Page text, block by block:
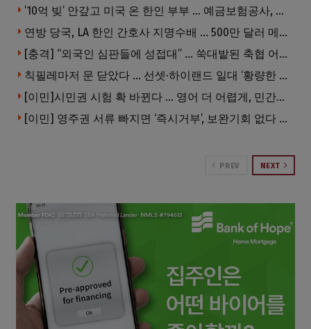
’10억 빚’ 안갚고 미국 온 한인 부부 … 예금보험공사, 미국서 소송
연방 당국, LA 한인 간호사 지명수배 … 500만 달러 메디캐어 사기, 선고 직전 한국 도주
[충격] “외국인 심판들에 성접대” … 쑥대밭된 축협 어디까지 추락하나
칙필레마저 문 닫았다 … 선셋·하이랜드 일대 ‘황량한 거리’로
[이민]시민권 시험 확 바뀐다 … 영어 더 어렵게, 민간시험 도입 추진
[이민] 영주권 서류 빠지면 ‘즉시거부’, 보완기회 없다 … 이민심사 8월부터 확 바뀐다
PREV NEXT